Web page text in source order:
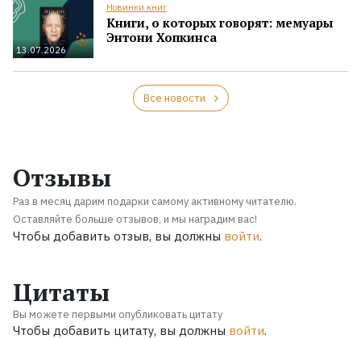
13.07.2026
Новинки книг
Книги, о которых говорят: мемуары
Энтони Хопкинса
Все новости
Отзывы
Раз в месяц дарим подарки самому активному читателю.
Оставляйте больше отзывов, и мы наградим вас!
Чтобы добавить отзыв, вы должны войти.
Цитаты
Вы можете первыми опубликовать цитату
Чтобы добавить цитату, вы должны войти.